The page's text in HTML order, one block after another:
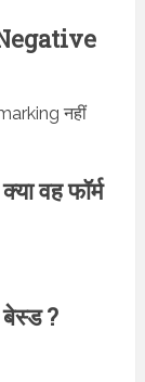
नहीं
वह फॉर्म
बेस्ड ?